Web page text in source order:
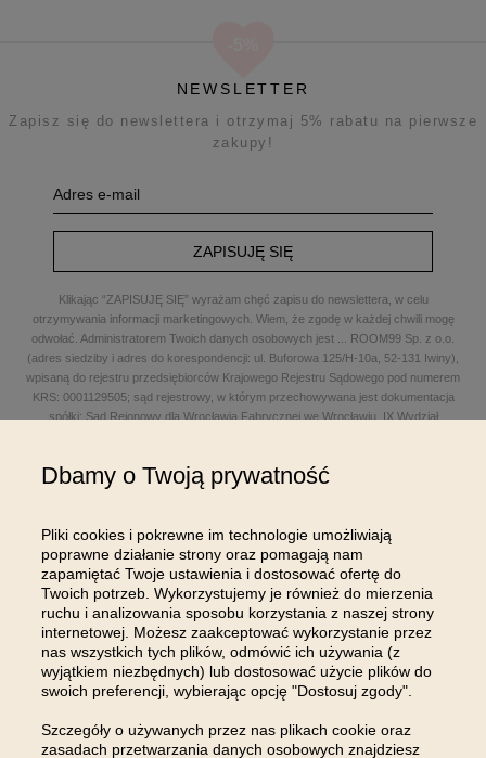
NEWSLETTER
Zapisz się do newslettera i otrzymaj 5% rabatu na pierwsze
zakupy!
ZAPISUJĘ SIĘ
Klikając “ZAPISUJĘ SIĘ” wyrażam chęć zapisu do newslettera, w celu
otrzymywania informacji marketingowych. Wiem, że zgodę w każdej chwili mogę
odwołać. Administratorem Twoich danych osobowych jest
ROOM99 Sp. z o.o.
(adres siedziby i adres do korespondencji: ul. Buforowa 125/H-10a, 52-131 Iwiny),
wpisaną do rejestru przedsiębiorców Krajowego Rejestru Sądowego pod numerem
KRS: 0001129505; sąd rejestrowy, w którym przechowywana jest dokumentacja
spółki: Sąd Rejonowy dla Wrocławia Fabrycznej we Wrocławiu, IX Wydział
poczty elektronicznej: sklep@room99.pl. Zapoznaj się z naszym
OBSŁUGA KLIENTA
INFORMACJE
Dbamy o Twoją prywatność
Pliki cookies i pokrewne im technologie umożliwiają
poprawne działanie strony oraz pomagają nam
zapamiętać Twoje ustawienia i dostosować ofertę do
Twoich potrzeb. Wykorzystujemy je również do mierzenia
ruchu i analizowania sposobu korzystania z naszej strony
internetowej. Możesz zaakceptować wykorzystanie przez
nas wszystkich tych plików, odmówić ich używania (z
wyjątkiem niezbędnych) lub dostosować użycie plików do
swoich preferencji, wybierając opcję "Dostosuj zgody".
Szczegóły o używanych przez nas plikach cookie oraz
zasadach przetwarzania danych osobowych znajdziesz